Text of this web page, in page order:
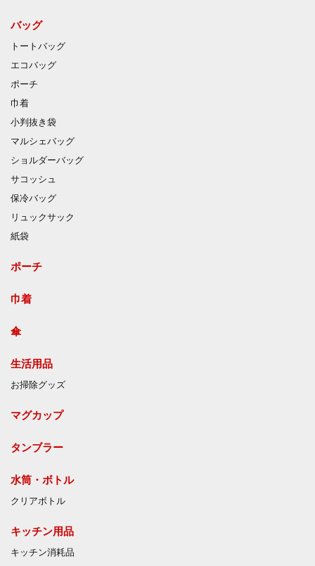
バッグ
トートバッグ
エコバッグ
ポーチ
巾着
小判抜き袋
マルシェバッグ
ショルダーバッグ
サコッシュ
保冷バッグ
リュックサック
紙袋
ポーチ
巾着
傘
生活用品
お掃除グッズ
マグカップ
タンブラー
水筒・ボトル
クリアボトル
キッチン用品
キッチン消耗品